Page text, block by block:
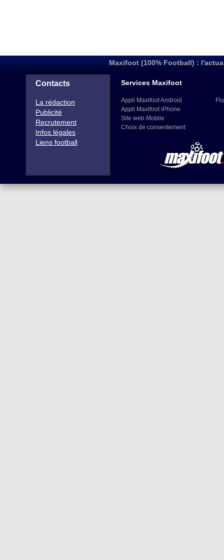
Maxifoot (100% Football) :
Contacts
La rédaction
Publicité
Recrutement
Infos légales
Liens football
Services Maxifoot
Appli Maxifoot Android
Appli Maxifoot iPhone
Site web Mobile
Choix de consentement